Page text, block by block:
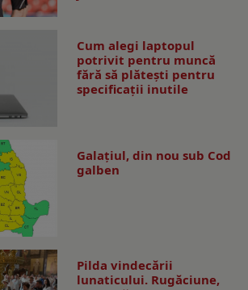
Cum alegi laptopul
potrivit pentru muncă
fără să plătești pentru
specificații inutile
Galaţiul, din nou sub Cod
galben
Pilda vindecării
lunaticului. Rugăciune,